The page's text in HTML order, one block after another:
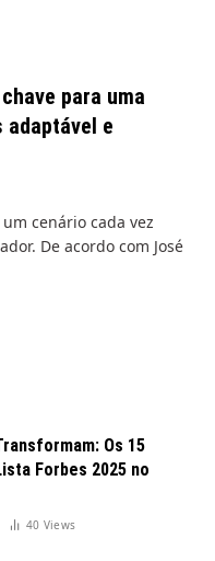
para uma
e
cenário cada vez
De acordo com José
Os 15
Forbes 2025 no
40 Views